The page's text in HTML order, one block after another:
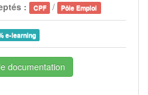
: CPF / Pôle Emploi
e-learning
documentation